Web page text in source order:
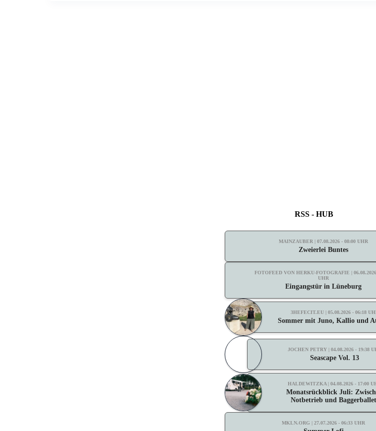
RSS - HUB
MAINZAUBER | 07.08.2026 - 08:00 UHR
Zweierlei Buntes
FOTOFEED VON HERKU-FOTOGRAFIE |
UHR
Eingangstür in Lüneburg
3HEFECIT.EU | 05.08.2026 - 06:18
Sommer mit Juno, Kallio und
JOCHEN PETRY | 04.08.2026 - 19:38
Seascape Vol. 13
HALDEWITZKA | 04.08.2026 - 17:00
Monatsrückblick Juli:
Notbetrieb und
MKLN.ORG | 27.07.2026 - 06:33 UHR